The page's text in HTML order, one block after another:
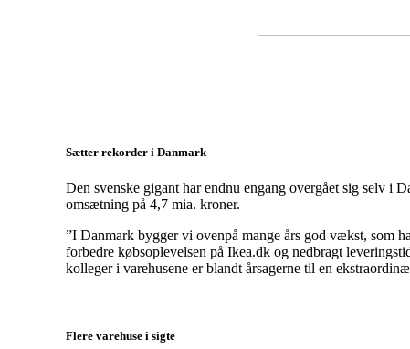
Sætter rekorder i Danmark
Den svenske gigant har endnu engang overgået sig selv i
omsætning på 4,7 mia. kroner.
”I Danmark bygger vi ovenpå mange års god vækst, som
forbedre købsoplevelsen på Ikea.dk og nedbragt
kolleger i varehusene er blandt årsagerne til en
Flere varehuse i sigte